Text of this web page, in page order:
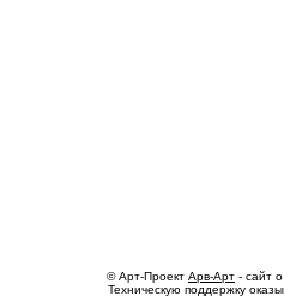
© Арт-Проект Арв-Арт - сайт
Техническую поддержку